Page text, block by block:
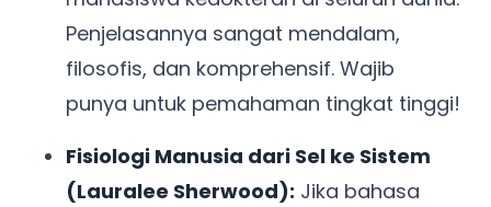
Penjelasannya sangat mendalam,
filosofis, dan komprehensif. Wajib
punya untuk pemahaman tingkat tinggi!
Fisiologi Manusia dari Sel ke Sistem
(Lauralee Sherwood): Jika bahasa